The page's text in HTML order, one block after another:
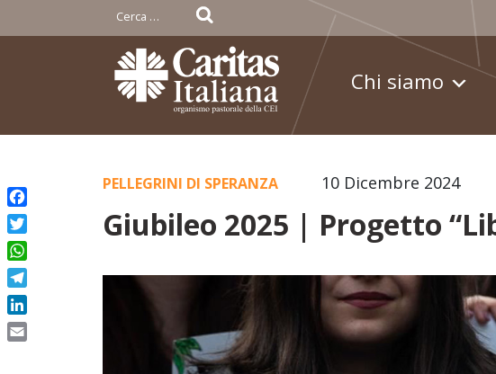
Skip
to
content
Ricerca
per:
Chi siamo
10 Dicembre 2024
PELLEGRINI DI SPERANZA
Giubileo 2025 | Progetto
Facebook
Twitter
WhatsApp
Telegram
LinkedIn